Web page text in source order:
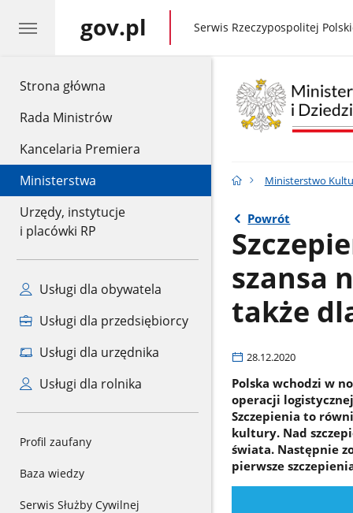
Strona główna
Rada Ministrów
Kancelaria Premiera
Ministerstwa
Urzędy, instytucje
i placówki RP
Usługi dla obywatela
Usługi dla przedsiębiorcy
Usługi dla urzędnika
Usługi dla rolnika
Profil zaufany
Baza wiedzy
Serwis Służby Cywilnej
gov.pl gov.pl
Serwis Rzeczypospolitej
Ministerstwo
Powrót
szansa
także
28.12.2020
Polska wchodzi w
operacji
Szczepienia to
kultury. Nad
świata. Następnie
pierwsze